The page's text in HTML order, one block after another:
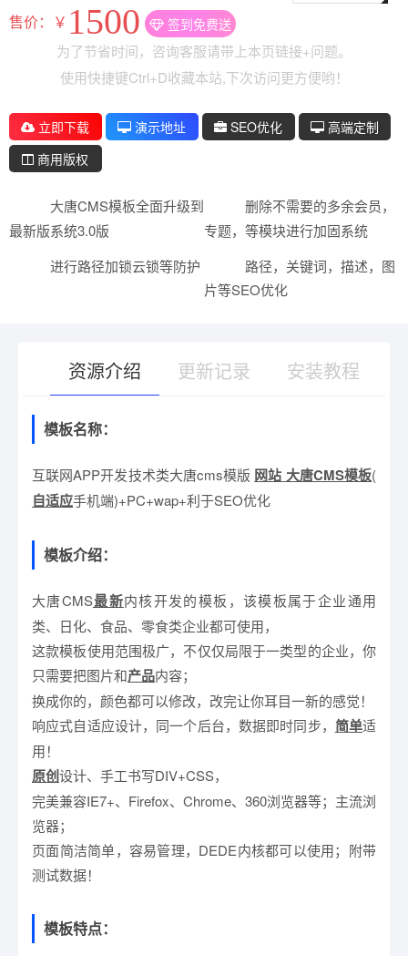
售价：￥ 1500 签到免费送
为了节省时间，咨询客服请带上本页链接+问题。
使用快捷键Ctrl+D收藏本站,下次访问更方便哟！
立即下载 演示地址 SEO优化
高端定制
商用版权
大唐CMS模板全面升级到
最新版系统3.0版
删除不需要的多余会员，
专题，等模块进行加固系统
进行路径加锁云锁等防护
路径，关键词，描述，图
片等SEO优化
资源介绍 更新记录 安装教程
模板名称：
互联网APP开发技术类大唐cms模版 网站 大唐CMS模板(
自适应手机端)+PC+wap+利于SEO优化
模板介绍：
大唐CMS最新内核开发的模板，该模板属于企业通用
类、日化、食品、零食类企业都可使用，
这款模板使用范围极广，不仅仅局限于一类型的企业，你
只需要把图片和产品内容；
换成你的，颜色都可以修改，改完让你耳目一新的感觉！
响应式自适应设计，同一个后台，数据即时同步， 简单适
用！
原创设计、手工书写DIV+CSS，
完美兼容IE7+、Firefox、Chrome、360浏览器等；主流浏
览器；
页面简洁简单，容易管理，DEDE内核都可以使用；附带
测试数据！
模板特点：